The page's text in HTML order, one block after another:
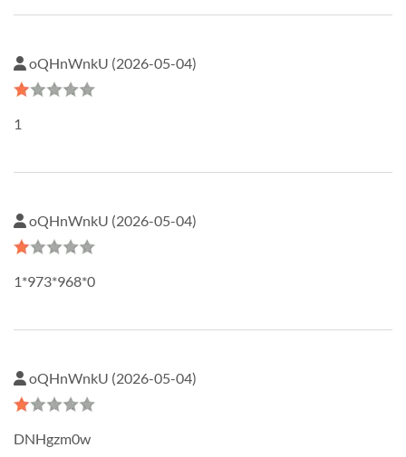
oQHnWnkU (2026-05-04)
1
oQHnWnkU (2026-05-04)
1*973*968*0
oQHnWnkU (2026-05-04)
DNHgzm0w